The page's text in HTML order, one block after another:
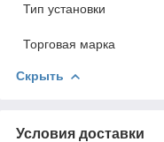
Тип установки
Торговая марка
Скрыть
Условия доставки